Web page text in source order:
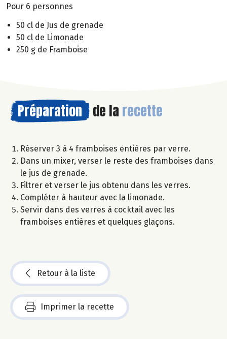
Pour 6 personnes
50 cl de Jus de grenade
50 cl de Limonade
250 g de Framboise
Préparation de la recette
Réserver 3 à 4 framboises entières par verre.
Dans un mixer, verser le reste des framboises dans
le jus de grenade.
Filtrer et verser le jus obtenu dans les verres.
Compléter à hauteur avec la limonade.
Servir dans des verres à cocktail avec les
framboises entières et quelques glaçons.
Retour à la liste
Imprimer la recette